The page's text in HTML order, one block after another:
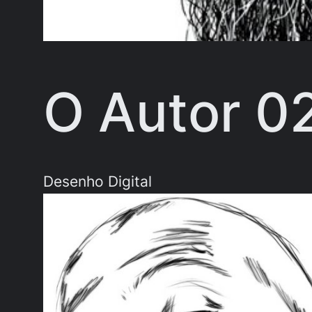
O Autor
Desenho Digital